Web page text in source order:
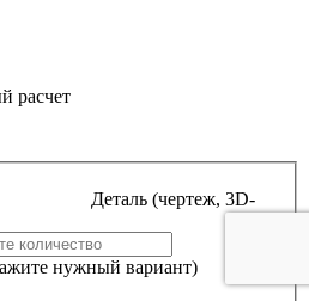
расчет
Деталь (чертеж, 3D-
нужный вариант)